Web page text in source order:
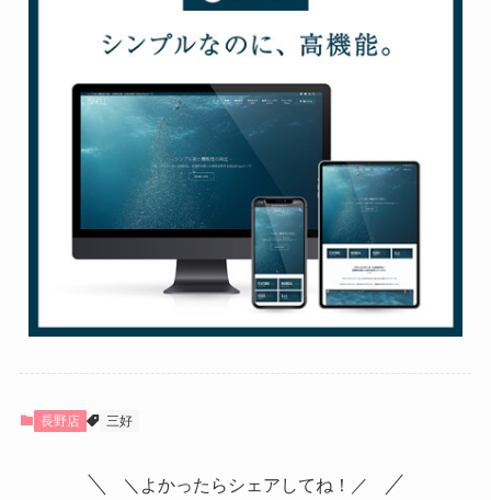
長野店 三好
＼よかったらシェアしてね！／